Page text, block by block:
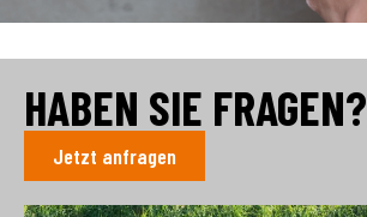
HABEN SIE FRAGEN?
Jetzt anfragen